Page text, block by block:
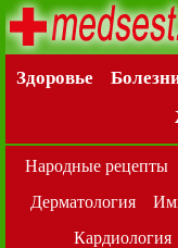
Здоровье
Народные рецепты
Дерматология
Кардиология